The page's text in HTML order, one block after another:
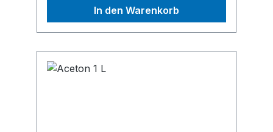
In den Warenkorb